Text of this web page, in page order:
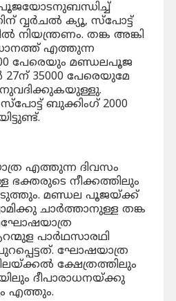
വ്വർചൽ ക്യൂ, സ്‌പോട്ട്
നിയന്ത്രണം. തങ്ക അങ്കി
എത്തുന്ന
പേരെയും മണ്ഡലപൂജ
35000 പേരെയുമേ
ബുക്കിംഗ് 2000
എത്തുന്ന ദിവസം
ഭക്തരുടെ നീക്കത്തിലും
മണ്ഡല പൂജയ്ക്ക്
ചാർത്താനുള്ള തങ്ക
പാർഥസാരഥി
ഘോഷയാത്ര
ക്ഷേത്രത്തിലും
ദീപാരാധനയ്ക്കു
എത്തും.